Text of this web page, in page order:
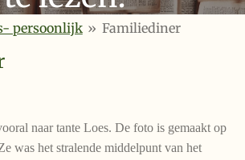
persoonlijk » Familiediner
naar tante Loes. De foto is gemaakt op
was het stralende middelpunt van het